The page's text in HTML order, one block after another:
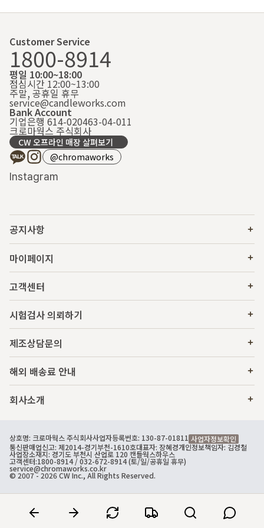
Customer Service
1800-8914
평일 10:00~18:00
점심시간 12:00~13:00
주말, 공휴일 휴무
service@candleworks.com
Bank Account
기업은행 614-020463-04-011
크로마웍스 주식회사
CW 오프라인 매장 살펴보기
@chromaworks
Instagram
공지사항
마이페이지
고객센터
시험검사 의뢰하기
제조상담문의
해외 배송료 안내
회사소개
상호명: 크로마웍스 주식회사사업자등록번호: 130-87-01811 사업자정보확인
통신판매업신고: 제2014-경기부천-1610호대표자: 장혜경개인정보책임자: 김경철
사업장소재지: 경기도 부천시 산업로 120 캔들웍스하우스
고객센터:1800-8914/ 032-672-8914 (토/일/공휴일 휴무)
service@chromaworks.co.kr
© 2007 - 2026 CW Inc., All Rights Reserved.